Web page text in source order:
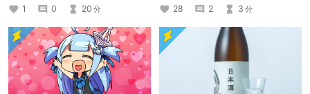
1
0 20 分
28
2 3 分